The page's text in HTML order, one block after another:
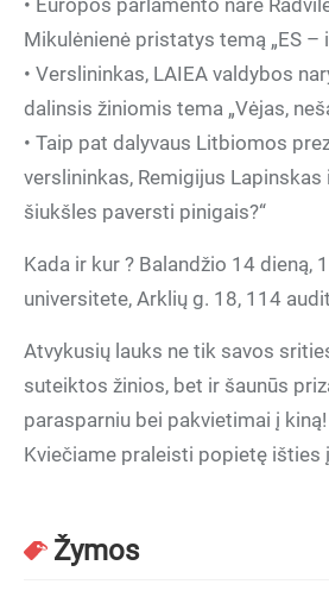
• Europos parlamento narė
Mikulėnienė pristatys temą „ES –
• Verslininkas, LAIEA valdybos
dalinsis žiniomis tema „Vėjas,
• Taip pat dalyvaus Litbiomos
verslininkas, Remigijus Lapinskas
šiukšles paversti pinigais?“
Kada ir kur ? Balandžio 14 dieną,
universitete, Arklių g. 18, 114
Atvykusių lauks ne tik savos
suteiktos žinios, bet ir šaunūs
parasparniu bei pakvietimai į kiną!
Kviečiame praleisti popietę išties
Žymos